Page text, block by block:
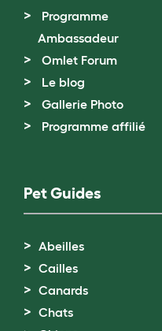
Programme
Ambassadeur
Omlet Forum
Le blog
Gallerie Photo
Programme affilié
Pet Guides
Abeilles
Cailles
Canards
Chats